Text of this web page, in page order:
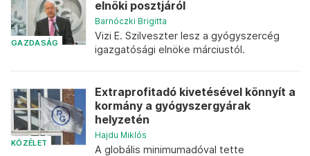
GAZDASÁG
elnöki posztjáról
Barnóczki Brigitta
Vizi E. Szilveszter lesz a gyógyszercég
igazgatósági elnöke márciustól.
KÖZÉLET
Extraprofitadó kivetésével könnyít a
kormány a gyógyszergyárak
helyzetén
Hajdu Miklós
A globális minimumadóval tette